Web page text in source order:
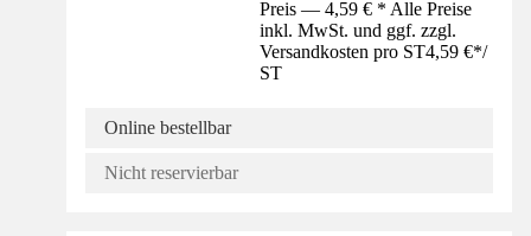
Preis — 4,59 € * Alle Preise
inkl. MwSt. und ggf. zzgl.
Versandkosten pro ST4,59 €*/
ST
Online bestellbar
Nicht reservierbar